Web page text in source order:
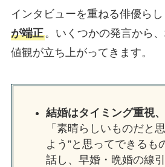
インタビューを重ねる俳優らし
が端正。いくつかの発言から
値観が立ち上がってきます。
結婚はタイミング重視、
「素晴らしいものだと
よう”と思ってできるも
話し、早婚・晩婚の線